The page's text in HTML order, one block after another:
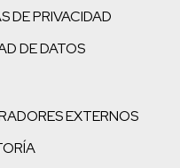
DE PRIVACIDAD
DE DATOS
EXTERNOS